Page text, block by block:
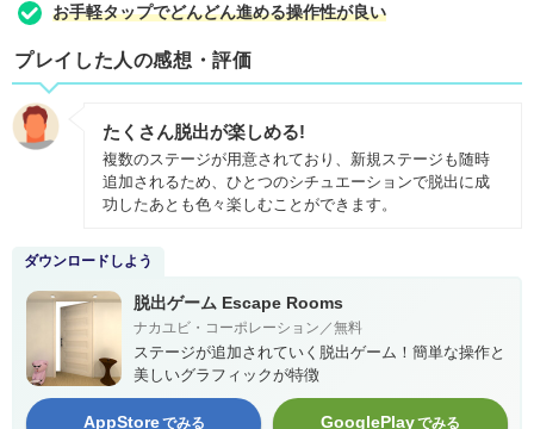
お手軽タップでどんどん進める操作性が良い
プレイした人の感想・評価
たくさん脱出が楽しめる!
複数のステージが用意されており、新規ステージも随時
追加されるため、ひとつのシチュエーションで脱出に成
功したあとも色々楽しむことができます。
ダウンロードしよう
脱出ゲーム Escape Rooms
ナカユビ・コーポレーション／無料
ステージが追加されていく脱出ゲーム！簡単な操作と
美しいグラフィックが特徴
AppStoreでみる GooglePlayでみる